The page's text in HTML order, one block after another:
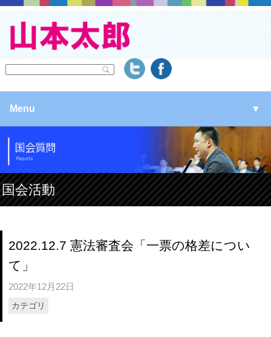
Menu ▼
▼
▼
▼
国会活動
2022.12.7 憲法審査会「一票の格差につい
て」
2022年12月22日
カテゴリ